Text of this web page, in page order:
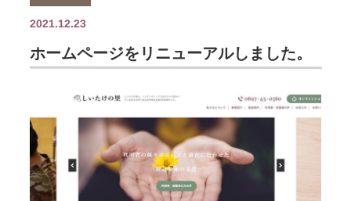
2021.12.23
ホームページをリニューアルしました。